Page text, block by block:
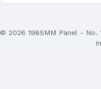
© 2026 198SMM Panel - No.